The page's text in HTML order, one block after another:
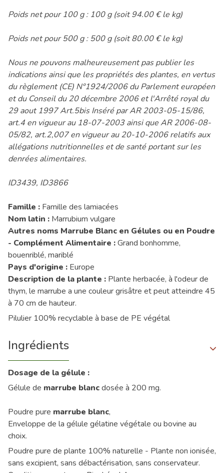
Poids net pour 100 g : 100 g (soit 94.00 € le kg)
Poids net pour 500 g : 500 g (soit 80.00 € le kg)
Nous ne pouvons malheureusement pas publier les
indications ainsi que les propriétés des plantes, en vertus
du règlement (CE) N°1924/2006 du Parlement européen
et du Conseil du 20 décembre 2006 et l'Arrêté royal du
29 aout 1997 Art.5bis Inséré par AR 2003-05-15/86,
art.4 en vigueur au 18-07-2003 ainsi que AR 2006-08-
05/82, art.2,007 en vigueur au 20-10-2006 relatifs aux
allégations nutritionnelles et de santé portant sur les
denrées alimentaires.
ID3439, ID3866
Famille : Famille des lamiacées
Nom latin : Marrubium vulgare
Autres noms Marrube Blanc en Gélules ou en Poudre
- Complément Alimentaire :Grand bonhomme,
bouenriblé, mariblé
Pays d'origine : Europe
Description de la plante : Plante herbacée, à l'odeur de
thym, le marrube a une couleur grisâtre et peut atteindre 45
à 70 cm de hauteur.
Pilulier 100% recyclable à base de PE végétal
Ingrédients
Dosage de la gélule :
Gélule de marrube blancdosée à 200 mg.
Poudre pure marrube blanc,
Enveloppe de la gélule gélatine végétale ou bovine au
choix.
Poudre pure de plante 100% naturelle - Plante non ionisée,
sans excipient, sans débactérisation, sans conservateur.